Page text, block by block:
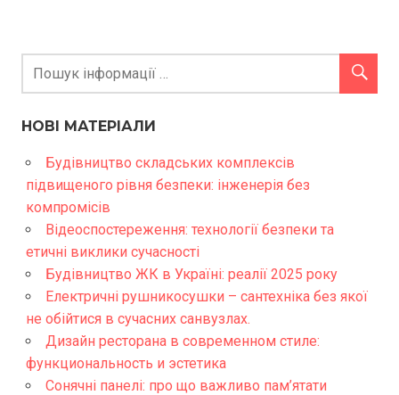
НОВІ МАТЕРІАЛИ
Будівництво складських комплексів
підвищеного рівня безпеки: інженерія без
компромісів
Відеоспостереження: технології безпеки та
етичні виклики сучасності
Будівництво ЖК в Україні: реалії 2025 року
Електричні рушникосушки – сантехніка без якої
не обійтися в сучасних санвузлах.
Дизайн ресторана в современном стиле:
функциональность и эстетика
Сонячні панелі: про що важливо пам’ятати